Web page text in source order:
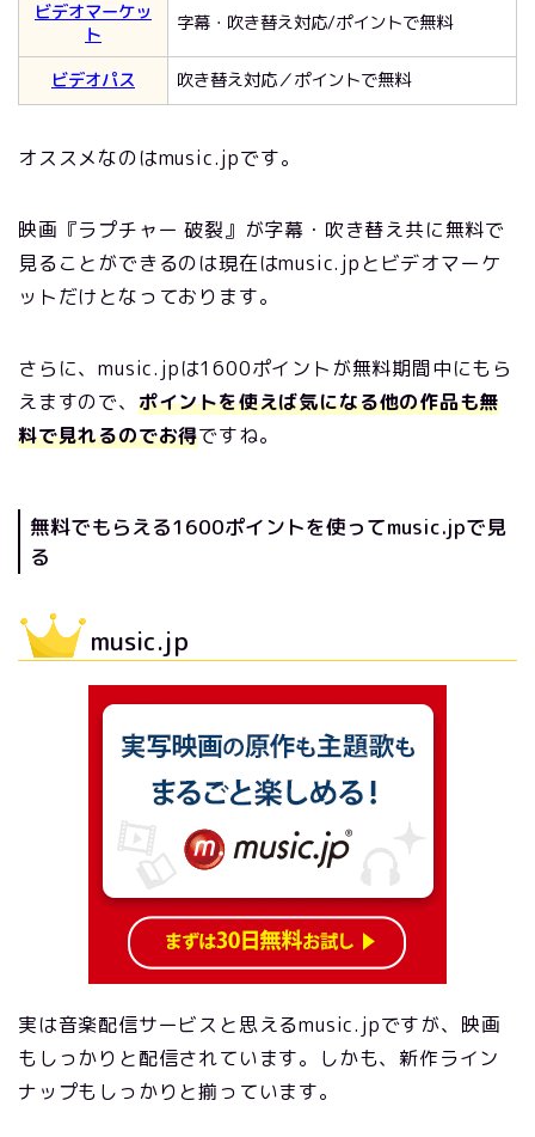
ビデオマーケッ
ト
字幕・吹き替え対応/ポイントで無料
ビデオパス 吹き替え対応／ポイントで無料
オススメなのはmusic.jpです。
映画『ラプチャー 破裂』が字幕・吹き替え共に無料で
見ることができるのは現在はmusic.jpとビデオマーケ
ットだけとなっております。
さらに、music.jpは1600ポイントが無料期間中にもら
えますので、 ポイントを使えば気になる他の作品も無
料で見れるのでお得ですね。
無料でもらえる1600ポイントを使ってmusic.jpで見
る
music.jp
実は音楽配信サービスと思えるmusic.jpですが、映画
もしっかりと配信されています。しかも、新作ライン
ナップもしっかりと揃っています。